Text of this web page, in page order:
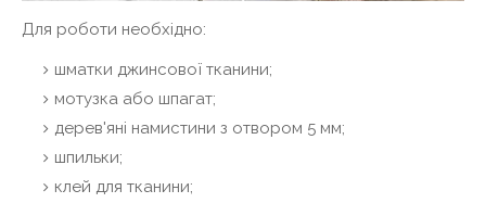
Для роботи необхідно:
шматки джинсової тканини;
мотузка або шпагат;
дерев'яні намистини з отвором 5 мм;
шпильки;
клей для тканини;